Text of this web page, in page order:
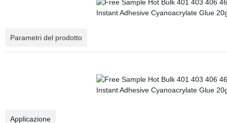
Parametri del prodotto
Applicazione